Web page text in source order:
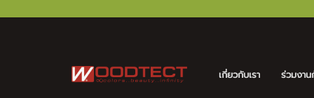
เกี่ยวกับเรา ร่วมงาน